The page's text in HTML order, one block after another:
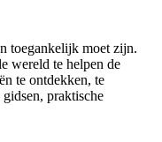
toegankelijk moet zijn.
wereld te helpen de
te ontdekken, te
praktische